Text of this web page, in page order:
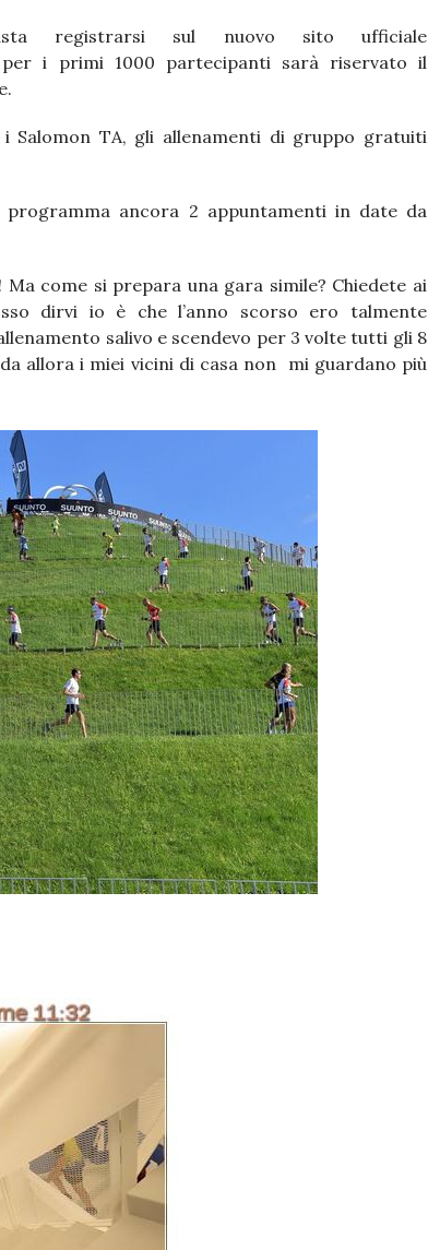
registrarsi sul nuovo sito ufficiale
i primi 1000 partecipanti sarà riservato il
TA, gli allenamenti di gruppo gratuiti
ancora 2 appuntamenti in date da
come si prepara una gara simile? Chiedete ai
dirvi io è che l’anno scorso ero talmente
salivo e scendevo per 3 volte tutti gli 8
allora i miei vicini di casa non mi guardano più